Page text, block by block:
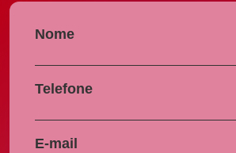
Nome
Telefone
E-mail